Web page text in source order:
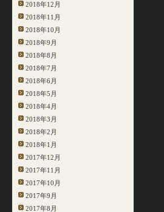
2018年12月
2018年11月
2018年10月
2018年9月
2018年8月
2018年7月
2018年6月
2018年5月
2018年4月
2018年3月
2018年2月
2018年1月
2017年12月
2017年11月
2017年10月
2017年9月
2017年8月